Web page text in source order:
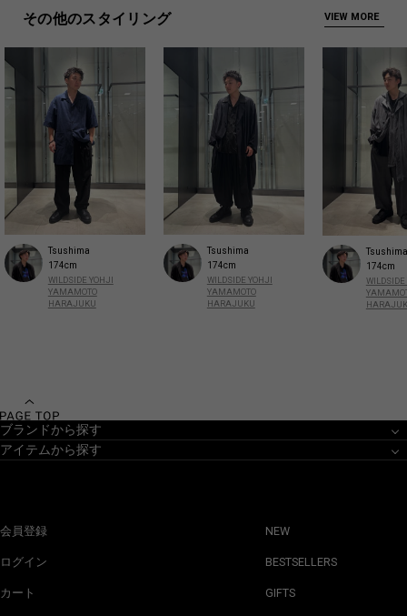
その他のスタイリング VIEW MORE
Tsushima
174cm
WILDSIDE YOHJI
YAMAMOTO
HARAJUKU
Tsushima
174cm
WILDSIDE YOHJI
YAMAMOTO
HARAJUKU
Tsushima
174cm
WILDSIDE
ブランドから探す
アイテムから探す
会員登録
ログイン
カート
NEW
BESTSELLERS
GIFTS